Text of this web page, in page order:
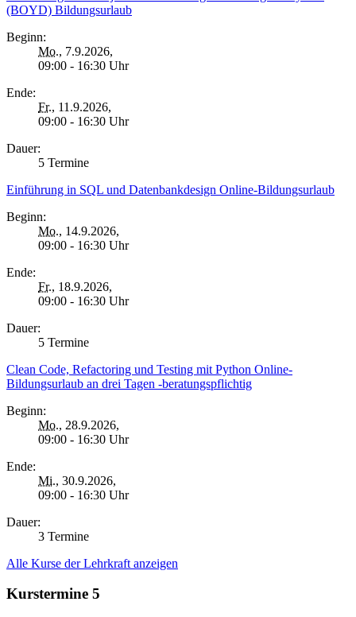
(BOYD) Bildungsurlaub
Beginn:
Mo., 7.9.2026,
09:00 - 16:30 Uhr
Ende:
Fr., 11.9.2026,
09:00 - 16:30 Uhr
Dauer:
5 Termine
Einführung in SQL und Datenbankdesign Online-Bildungsurlaub
Beginn:
Mo., 14.9.2026,
09:00 - 16:30 Uhr
Ende:
Fr., 18.9.2026,
09:00 - 16:30 Uhr
Dauer:
5 Termine
Clean Code, Refactoring und Testing mit Python Online-
Bildungsurlaub an drei Tagen -beratungspflichtig
Beginn:
Mo., 28.9.2026,
09:00 - 16:30 Uhr
Ende:
Mi., 30.9.2026,
09:00 - 16:30 Uhr
Dauer:
3 Termine
Alle Kurse der Lehrkraft anzeigen
Kurstermine 5